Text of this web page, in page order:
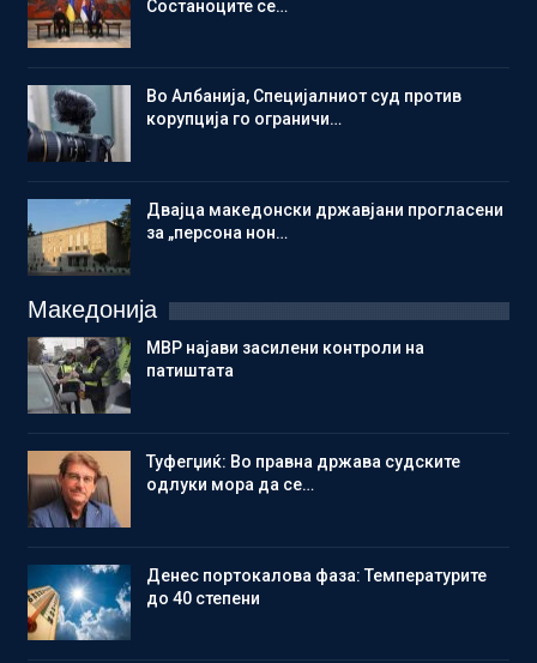
Состаноците се…
Во Албанија, Специјалниот суд против
корупција го ограничи…
Двајца македонски државјани прогласени
за „персона нон…
Македонија
МВР најави засилени контроли на
патиштата
Туфегџиќ: Во правна држава судските
одлуки мора да се…
Денес портокалова фаза: Температурите
до 40 степени